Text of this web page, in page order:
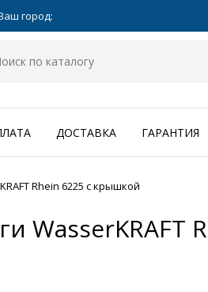
город:
ДОСТАВКА ГАРАНТИЯ
Rhein 6225 с крышкой
WasserKRAFT